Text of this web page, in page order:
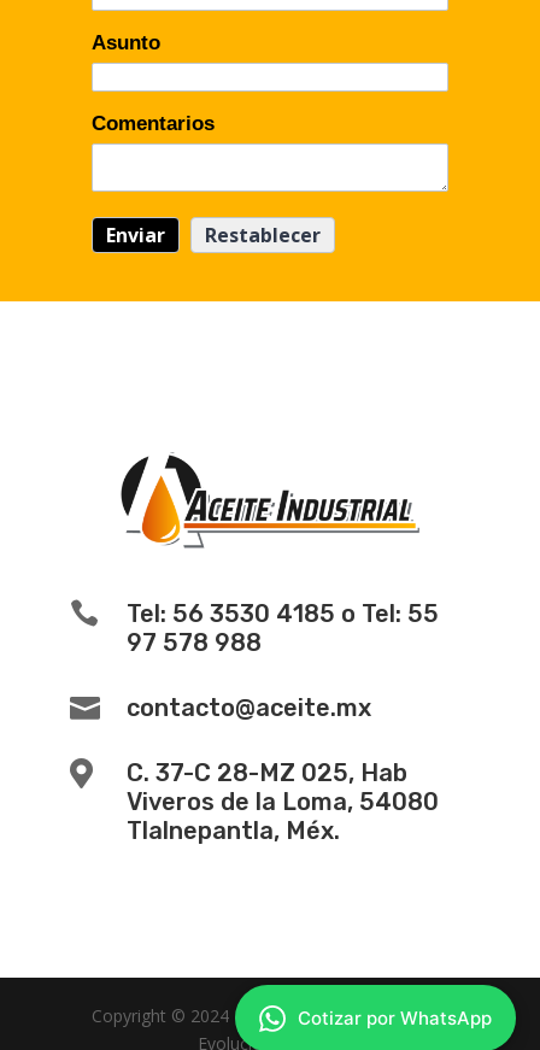
Asunto
Comentarios

Tel: 56 3530 4185 o Tel: 55
97 578 988
 contacto@aceite.mx

C. 37-C 28-MZ 025, Hab
Viveros de la Loma, 54080
Tlalnepantla, Méx.
Copyright © 2024 -
Diseño de Paginas Web
Evolucion Web MX
Cotizar por WhatsApp